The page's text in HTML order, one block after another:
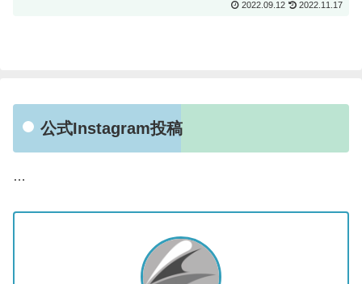
2022.09.12 2022.11.17
公式Instagram投稿
…